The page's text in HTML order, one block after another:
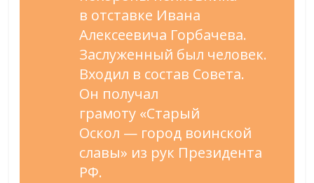
в отставке Ивана
Алексеевича Горбачева.
Заслуженный был человек.
Входил в состав Совета.
Он получал
грамоту «Старый
Оскол — город воинской
славы» из рук Президента
РФ.